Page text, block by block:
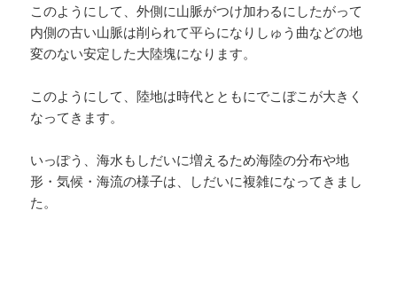
このようにして、外側に山脈がつけ加わるにしたがって
内側の古い山脈は削られて平らになりしゅう曲などの地
変のない安定した大陸塊になります。
このようにして、陸地は時代とともにでこぼこが大きく
なってきます。
いっぽう、海水もしだいに増えるため海陸の分布や地
形・気候・海流の様子は、しだいに複雑になってきまし
た。